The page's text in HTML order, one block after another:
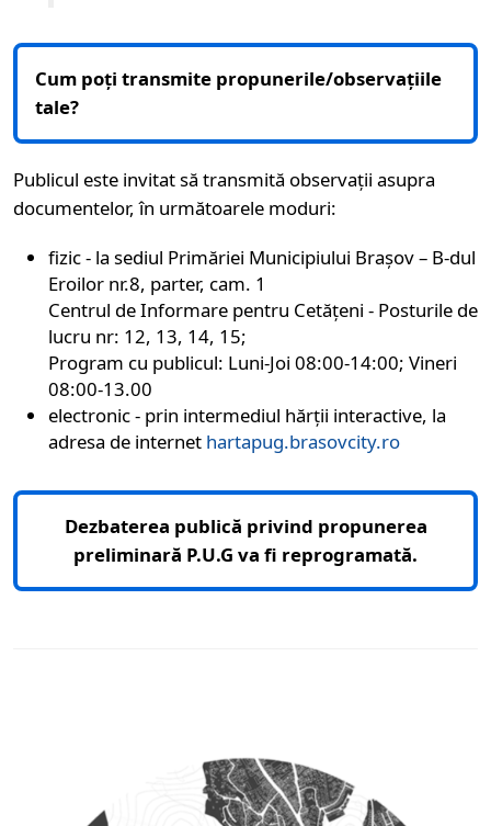
Cum poți transmite propunerile/observațiile
tale?
Publicul este invitat să transmită observații asupra
documentelor, în următoarele moduri:
fizic - la sediul Primăriei Municipiului Brașov – B-dul
Eroilor nr.8, parter, cam. 1
Centrul de Informare pentru Cetățeni - Posturile de
lucru nr: 12, 13, 14, 15;
Program cu publicul: Luni-Joi 08:00-14:00; Vineri
08:00-13.00
electronic - prin intermediul hărții interactive, la
adresa de internet hartapug.brasovcity.ro
Dezbaterea publică privind propunerea
preliminară P.U.G va fi reprogramată.